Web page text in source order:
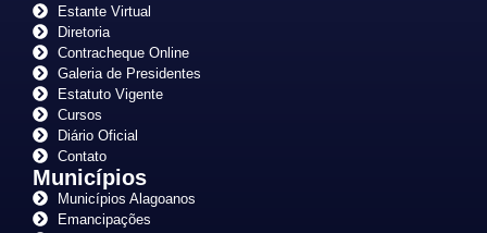
Estante Virtual
Diretoria
Contracheque Online
Galeria de Presidentes
Estatuto Vigente
Cursos
Diário Oficial
Contato
Municípios
Municípios Alagoanos
Emancipações